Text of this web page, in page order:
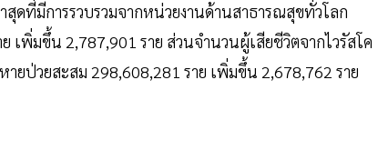
สุดที่มีการรวบรวมจากหน่วยงานด้านสาธารณสุขทั่วโลก
เพิ่มขึ้น 2,787,901 ราย ส่วนจำนวนผู้เสียชีวิตจากไวรัสโค
ยป่วยสะสม 298,608,281 ราย เพิ่มขึ้น 2,678,762 ราย